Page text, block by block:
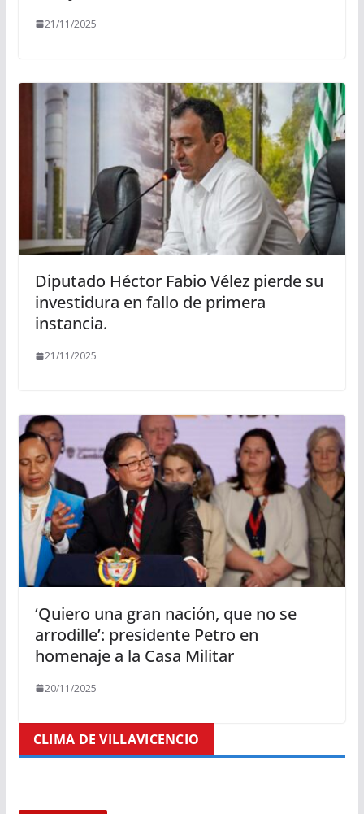
21/11/2025
Diputado Héctor Fabio Vélez pierde su
investidura en fallo de primera
instancia.
21/11/2025
‘Quiero una gran nación, que no se
arrodille’: presidente Petro en
homenaje a la Casa Militar
20/11/2025
CLIMA DE VILLAVICENCIO